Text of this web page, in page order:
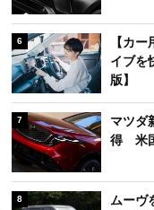
6
【カ
イブを
版】
7
マツダ
得 米
8
ムーヴ